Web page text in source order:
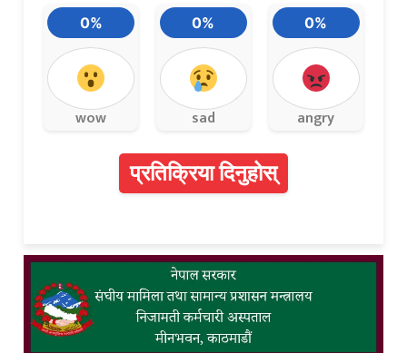
0%
wow
0%
sad
0%
angry
प्रतिक्रिया दिनुहोस्